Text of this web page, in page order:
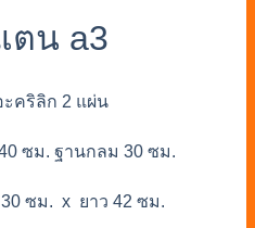
ตน a3
คริลิก 2 แผ่น
ซม. ฐานกลม 30 ซม.
ซม. x ยาว 42 ซม.